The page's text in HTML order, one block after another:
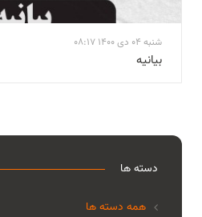
شنبه 04 دی 1400 08:17
بيانيه
دسته ها
همه دسته ها